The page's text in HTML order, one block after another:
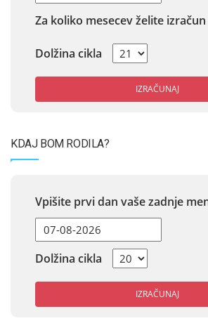
Za koliko mesecev želite izračun
Dolžina cikla
IZRAČUNAJ
KDAJ BOM RODILA?
Vpišite prvi dan vaše zadnje
Dolžina cikla
IZRAČUNAJ